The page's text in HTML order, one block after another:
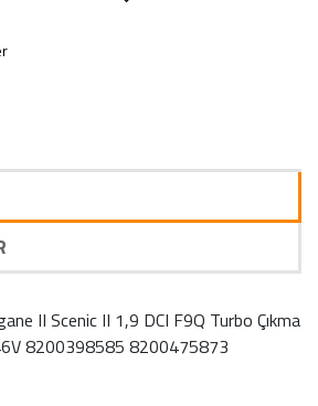
II Scenic II 1,9 DCI F9Q Turbo Çıkma
8200398585 8200475873